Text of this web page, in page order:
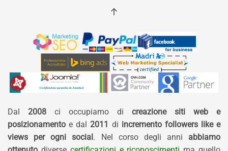
Dal 2008 ci occupiamo di creazione siti web e
posizionamento e dal 2011 di incremento followers like e
views per ogni social. Nel corso degli anni abbiamo